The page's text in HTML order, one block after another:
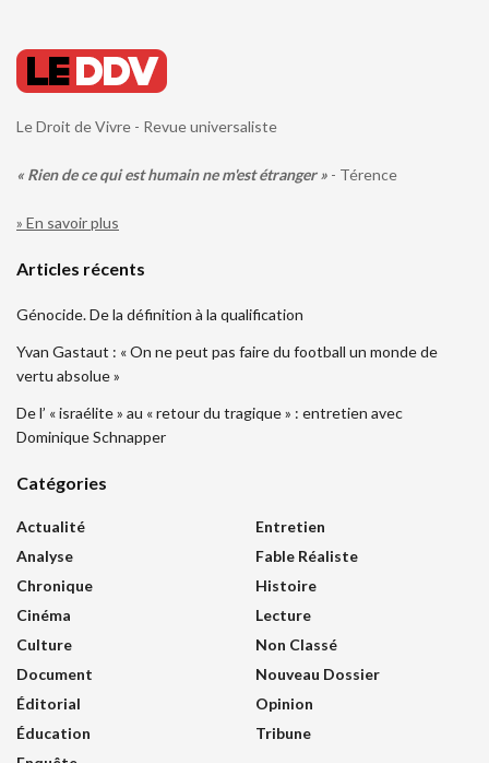
Le Droit de Vivre - Revue universaliste
« Rien de ce qui est humain ne m'est étranger » - Térence
» En savoir plus
Articles récents
Génocide. De la définition à la qualification
Yvan Gastaut : « On ne peut pas faire du football un monde de
vertu absolue »
De l’ « israélite » au « retour du tragique » : entretien avec
Dominique Schnapper
Catégories
Actualité
Analyse
Chronique
Cinéma
Culture
Document
Éditorial
Éducation
Entretien
Fable Réaliste
Histoire
Lecture
Non Classé
Nouveau Dossier
Opinion
Tribune